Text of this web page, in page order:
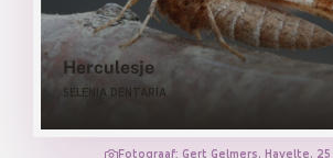
Herculesje
SELENIA DENTARIA
Fotograaf: Gert Gelmers, Havelte, 25